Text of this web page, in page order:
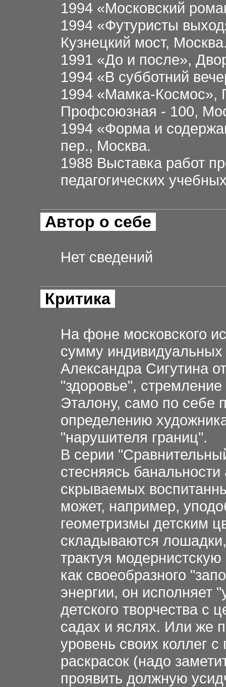
1994 «Московский
1994 «Футуристы
Кузнецкий мост,
1991 «До и после»,
1994 «В субботний
1994 «Мамка-Космос»,
Профсоюзная - 100,
1994 «Форма и
пер., Москва.
1988 Выставка работ
педагогических
Автор о себе
Нет сведений
Критика
На фоне московского
сумму
Александра Сигутина
"здоровье",
Эталону, само по себе
определению
"нарушителя границ".
В серии
стесняясь
скрываемых
может, например,
геометризмы детским
складываются
трактуя
как своеобразного
энергии, он исполняет
детского творчества с
садах и яслях. Или же
уровень своих коллег
раскрасок (надо
проявить должную